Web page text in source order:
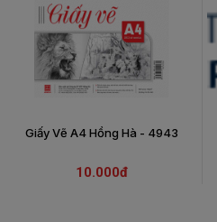
Giấy Vẽ A4 Hồng Hà - 4943
10.000đ